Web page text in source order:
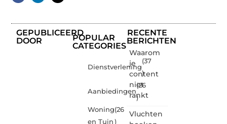
GEPUBLICEERD
DOOR
POPULAR
CATEGORIES
Dienstverlening
(37
)
Aanbiedingen
(26
)
Woning
en Tuin
(26
)
RECENTE
BERICHTEN
Waarom
je
content
niet
rankt
Vluchten